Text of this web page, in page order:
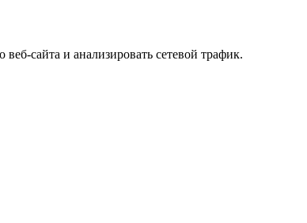
сайта и анализировать сетевой трафик.